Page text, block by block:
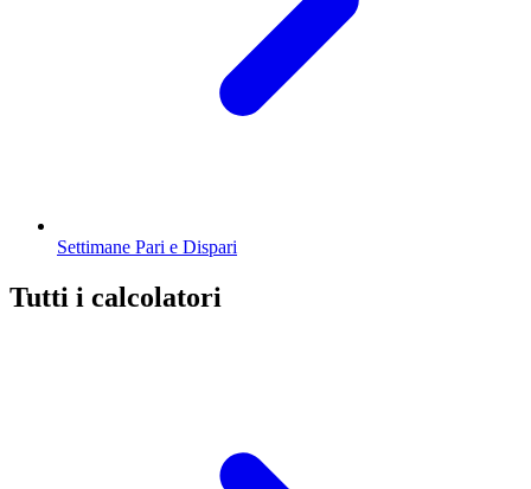
Settimane Pari e Dispari
Tutti i calcolatori